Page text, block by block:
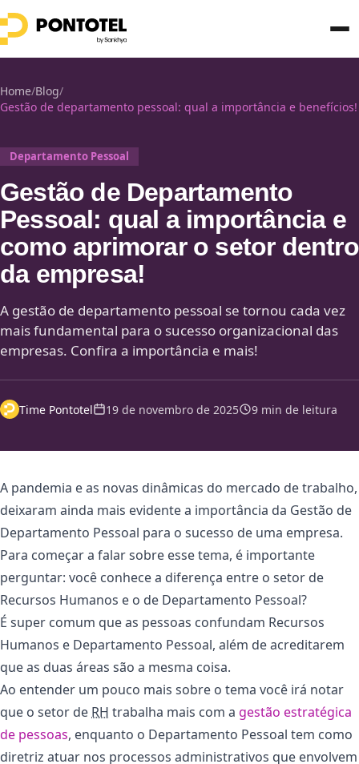
Home/Blog/
Gestão de departamento pessoal: qual a importância e benefícios!
Departamento Pessoal
Gestão de Departamento
Pessoal: qual a importância e
como aprimorar o setor dentro
da empresa!
A gestão de departamento pessoal se tornou cada vez
mais fundamental para o sucesso organizacional das
empresas. Confira a importância e mais!
Time Pontotel 19 de novembro de 2025 9 min de leitura
A pandemia e as novas dinâmicas do mercado de trabalho,
deixaram ainda mais evidente a importância da Gestão de
Departamento Pessoal para o sucesso de uma empresa.
Para começar a falar sobre esse tema, é importante
perguntar: você conhece a diferença entre o setor de
Recursos Humanos e o de Departamento Pessoal?
É super comum que as pessoas confundam Recursos
Humanos e Departamento Pessoal, além de acreditarem
que as duas áreas são a mesma coisa.
Ao entender um pouco mais sobre o tema você irá notar
que o setor de RH trabalha mais com a gestão estratégica
de pessoas, enquanto o Departamento Pessoal tem como
diretriz atuar nos processos administrativos que envolvem